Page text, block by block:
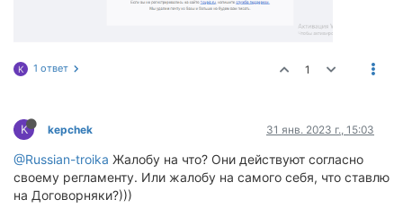
K 1 ответ 1
K kepchek 31 янв. 2023 г., 15:03
@Russian-troika Жалобу на что? Они действуют согласно
своему регламенту. Или жалобу на самого себя, что ставлю
на Договорняки?)))